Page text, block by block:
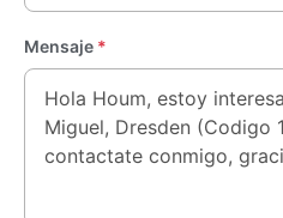
Mensaje *